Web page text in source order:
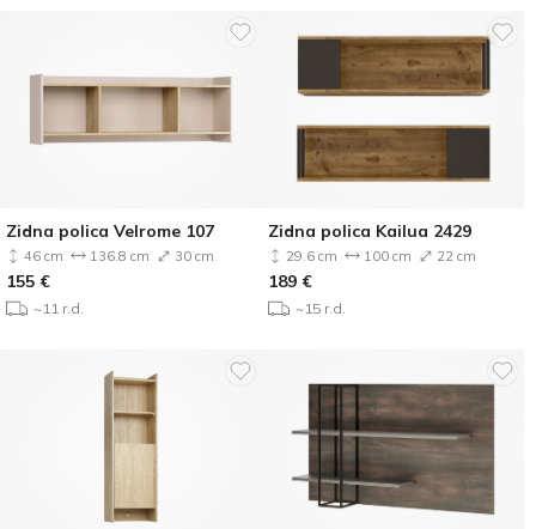
Zidna polica Velrome 107
46 cm 136.8 cm 30 cm
155 €
~11 r.d.
Zidna polica Kailua 2429
29.6 cm 100 cm 22 cm
189 €
~15 r.d.